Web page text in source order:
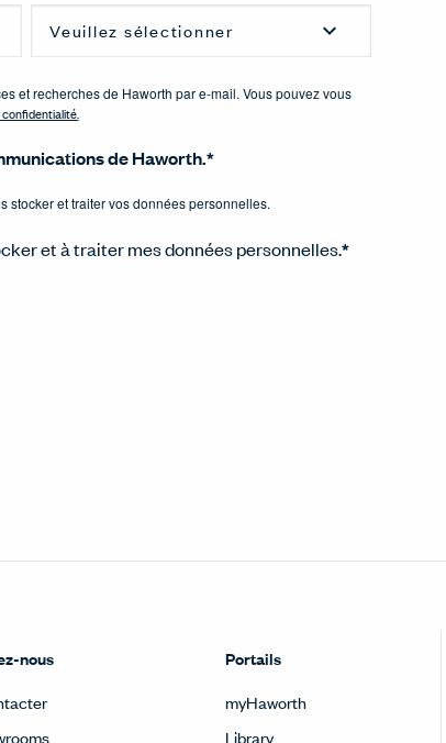
et recherches de Haworth par e-mail. Vous pouvez vous
.
de Haworth.*
stocker et traiter vos données personnelles.
et à traiter mes données personnelles.*
nous
Portails
myHaworth
Library